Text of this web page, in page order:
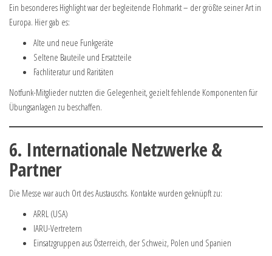
Ein besonderes Highlight war der begleitende Flohmarkt – der größte seiner Art in
Europa. Hier gab es:
Alte und neue Funkgeräte
Seltene Bauteile und Ersatzteile
Fachliteratur und Raritäten
Notfunk-Mitglieder nutzten die Gelegenheit, gezielt fehlende Komponenten für
Übungsanlagen zu beschaffen.
6. Internationale Netzwerke &
Partner
Die Messe war auch Ort des Austauschs. Kontakte wurden geknüpft zu:
ARRL (USA)
IARU-Vertretern
Einsatzgruppen aus Österreich, der Schweiz, Polen und Spanien